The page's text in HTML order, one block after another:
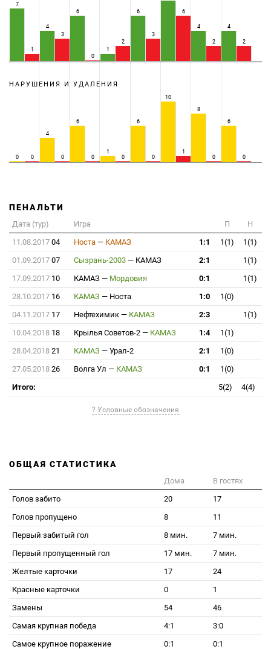
7
1
4
3
6
0
1
2
6
3
6
4
2
4
2
НАРУШЕНИЯ И УДАЛЕНИЯ
0 0
4
0
6
0
1
0
6
0
10
1
8
0
6
0
ПЕНАЛЬТИ
Дата (тур) Игра П
Н
11.08.2017 04 Носта — КАМАЗ 1:1 1(1)
1(1)
01.09.2017 07 Сызрань-2003 — КАМАЗ 2:1
1(1)
17.09.2017 10 КАМАЗ — Мордовия 0:1
1(1)
28.10.2017 16 КАМАЗ — Носта 1:0
1(0)
04.11.2017 17 Нефтехимик — КАМАЗ 2:3
1(1)
10.04.2018 18 Крылья Советов-2 — КАМАЗ 1:4
1(1)
28.04.2018 21 КАМАЗ — Урал-2 2:1
1(0)
27.05.2018 26 Волга Ул — КАМАЗ 0:1
1(0)
Итого:
5(2) 4(4)
? Условные обозначения
ОБЩАЯ СТАТИСТИКА
Дома
В гостях
Голов забито
20
17
Голов пропущено
8
11
Первый забитый гол
8 мин.
7 мин.
Первый пропущенный гол
17 мин.
7 мин.
Желтые карточки
17
24
Красные карточки
0
1
Замены
54
46
Самая крупная победа
4:1
3:0
Самое крупное поражение
0:1 0:1